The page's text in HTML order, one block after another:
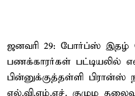
ஜனவரி 29: போர்ப்ஸ் இதழ்
பணக்காரர்கள் பட்டியலில்
பின்னுக்குத்தள்ளி பிரான்ஸ்
எல்.வி.எம்.எச். குழும